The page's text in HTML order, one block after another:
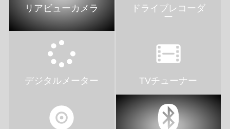
リアビューカメラ
ドライブレコーダ
ー
デジタルメーター TVチューナー